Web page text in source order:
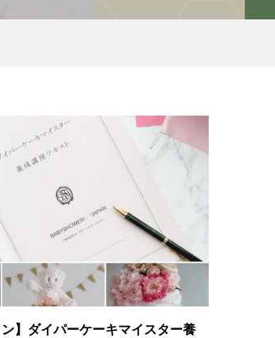
ン】ダイパーケーキマイスター養